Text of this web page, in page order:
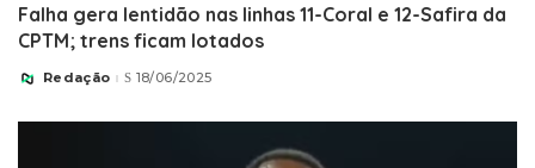
Falha gera lentidão nas linhas 11-Coral e 12-Safira da
CPTM; trens ficam lotados
Posted
Redação 18/06/2025